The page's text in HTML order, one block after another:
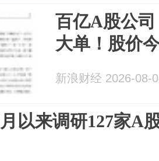
百亿A股公
大单！股价
新浪财经 2026-08-
以来调研127家A